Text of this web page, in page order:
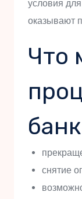
условия
оказывают
Что
снятие